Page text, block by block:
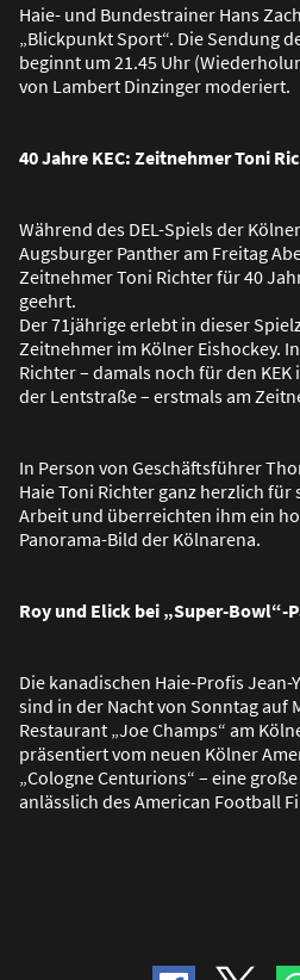
Haie- und Bundestrainer Hans
„Blickpunkt Sport“. Die Sendung
beginnt um 21.45 Uhr
von Lambert Dinzinger moderiert.
40 Jahre KEC: Zeitnehmer Toni
Während des DEL-Spiels der
Augsburger Panther am Freitag
Zeitnehmer Toni Richter für 40
geehrt.
Der 71jährige erlebt in dieser
Zeitnehmer im Kölner Eishockey.
Richter – damals noch für den
der Lentstraße – erstmals am
In Person von Geschäftsführer
Haie Toni Richter ganz herzlich
Arbeit und überreichten ihm ein
Panorama-Bild der Kölnarena.
Roy und Elick bei „Super-Bowl“-
Die kanadischen Haie-Profis Jean-
sind in der Nacht von Sonntag auf
Restaurant „Joe Champs“ am
präsentiert vom neuen Kölner
„Cologne Centurions“ – eine groß
anlässlich des American Football